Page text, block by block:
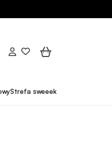
Strefa sweeek Pro